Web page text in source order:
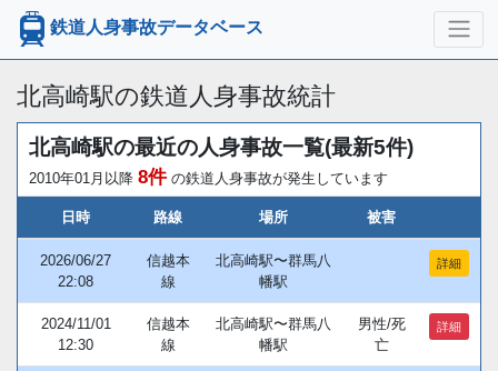
鉄道人身事故データベース
北高崎駅の鉄道人身事故統計
北高崎駅の最近の人身事故一覧(最新5件)
2010年01月以降 8件の鉄道人身事故が発生しています
日時 路線 場所 被害
2026/06/27
22:08
信越本
線
北高崎駅〜群馬八
幡駅
詳細
2024/11/01
12:30
信越本
線
北高崎駅〜群馬八
幡駅
男性/死
亡
詳細